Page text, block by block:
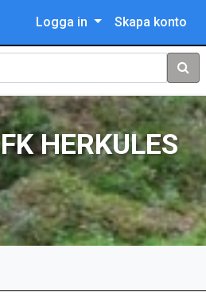
Logga in Skapa konto
Sök
FK HERKULES